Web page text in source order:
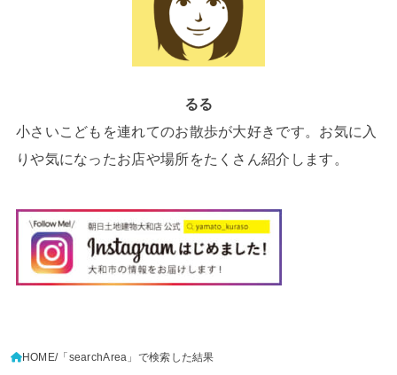
るる
小さいこどもを連れてのお散歩が大好きです。お気に入
りや気になったお店や場所をたくさん紹介します。
HOME 「searchArea」で検索した結果